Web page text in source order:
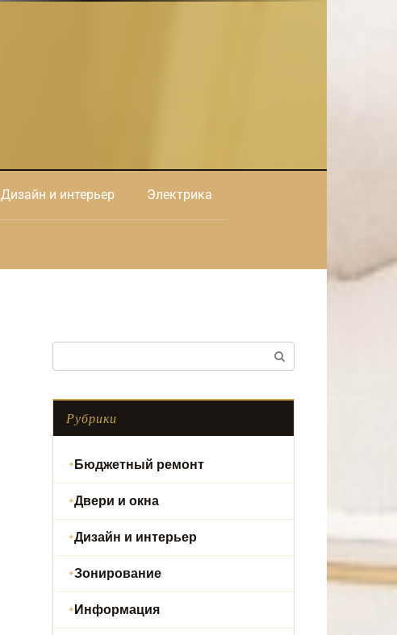
Дизайн и интерьер Электрика
Рубрики
Бюджетный ремонт
Двери и окна
Дизайн и интерьер
Зонирование
Информация